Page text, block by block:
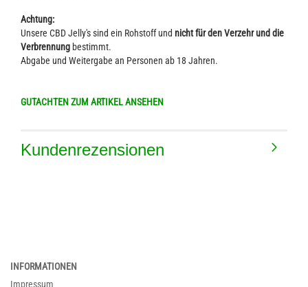
Achtung:
Unsere CBD Jelly's sind ein Rohstoff und nicht für den Verzehr und die
Verbrennung bestimmt.
Abgabe und Weitergabe an Personen ab 18 Jahren.
GUTACHTEN ZUM ARTIKEL ANSEHEN
Kundenrezensionen
INFORMATIONEN
Impressum